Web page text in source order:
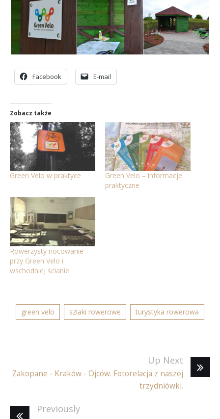
Facebook E-mail
Zobacz także
Green Velo w praktyce
Green Velo – informacje
praktyczne
Rowerzysty nocowanie
przy Green Velo i
wschodniej ścianie
green velo szlaki rowerowe turystyka rowerowa
Up Next
Zakopane - Kraków - Ojców. Fotorelacja z naszej
trzydniówki.
Previously